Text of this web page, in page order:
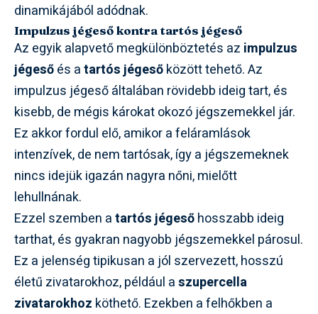
dinamikájából adódnak.
Impulzus jégeső kontra tartós jégeső
Az egyik alapvető megkülönböztetés az impulzus
jégesőés atartós jégesőközött tehető. Az
impulzus jégeső általában rövidebb ideig tart, és
kisebb, de mégis károkat okozó jégszemekkel jár.
Ez akkor fordul elő, amikor a feláramlások
intenzívek, de nem tartósak, így a jégszemeknek
nincs idejük igazán nagyra nőni, mielőtt
lehullnának.
Ezzel szemben atartós jégesőhosszabb ideig
tarthat, és gyakran nagyobb jégszemekkel párosul.
Ez a jelenség tipikusan a jól szervezett, hosszú
életű zivatarokhoz, például aszupercella
zivatarokhoz köthető. Ezekben a felhőkben a